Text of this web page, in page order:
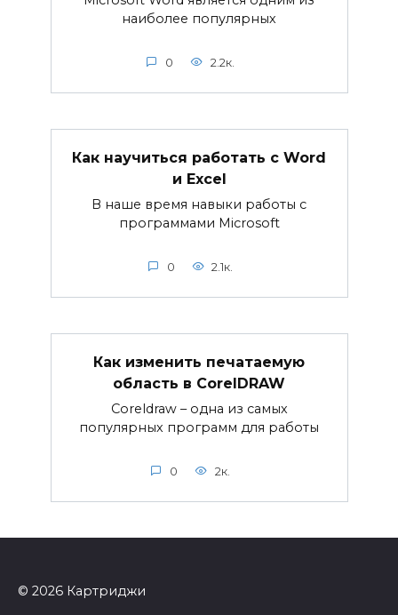
наиболее популярных
0 2.2к.
Как научиться работать с Word
и Excel
В наше время навыки работы с
программами Microsoft
0 2.1к.
Как изменить печатаемую
область в CorelDRAW
Coreldraw – одна из самых
популярных программ для работы
0 2к.
© 2026 Картриджи